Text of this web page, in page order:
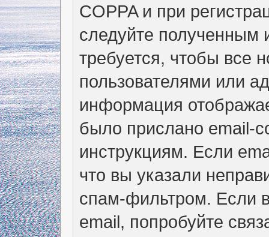
COPPA и при
следуйте полученным
требуется, чтобы все
пользователями или
информация
было прислано email-
инструкциям. Если
что вы указали
спам-фильтром. Если
email, попробуйте